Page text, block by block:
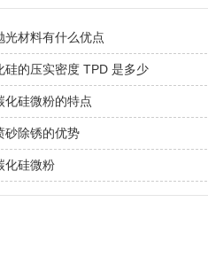
光材料有什么优点
硅的压实密度 TPD 是多少
化硅微粉的特点
砂除锈的优势
化硅微粉